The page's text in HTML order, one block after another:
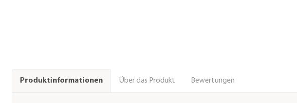
Produktinformationen Über das Produkt Bewertungen